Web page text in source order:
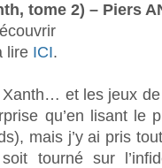
tome 2) – Piers
lire ICI.
et les jeux
qu’en lisant le
mais j’y ai pris
tourné sur